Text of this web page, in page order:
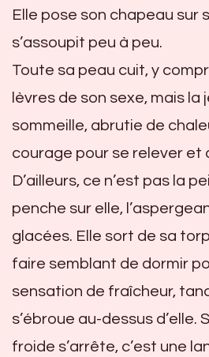
Elle pose son chapeau sur
s’assoupit peu à peu.
Toute sa peau cuit, y
lèvres de son sexe, mais la
sommeille, abrutie de
courage pour se relever et
D’ailleurs, ce n’est pas la
penche sur elle,
glacées. Elle sort de sa
faire semblant de dormir
sensation de fraîcheur,
s’ébroue au-dessus d’elle.
froide s’arrête, c’est une